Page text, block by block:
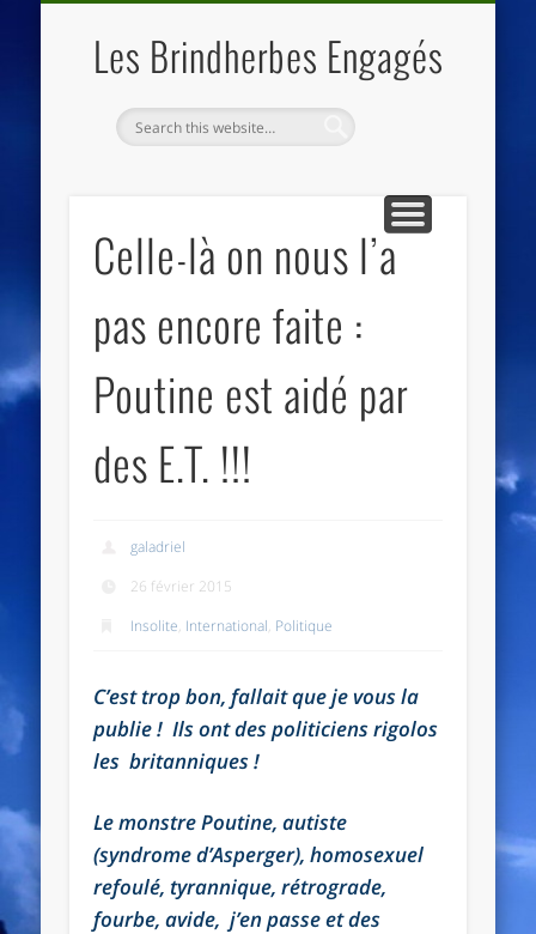
Les Brindherbes Engagés
Celle-là on nous l’a
pas encore faite :
Poutine est aidé par
des E.T. !!!
galadriel
26 février 2015
Insolite, International, Politique
C’est trop bon, fallait que je vous la
publie ! Ils ont des politiciens rigolos
les britanniques !
Le monstre Poutine, autiste
(syndrome d’Asperger), homosexuel
refoulé, tyrannique, rétrograde,
fourbe, avide, j’en passe et des